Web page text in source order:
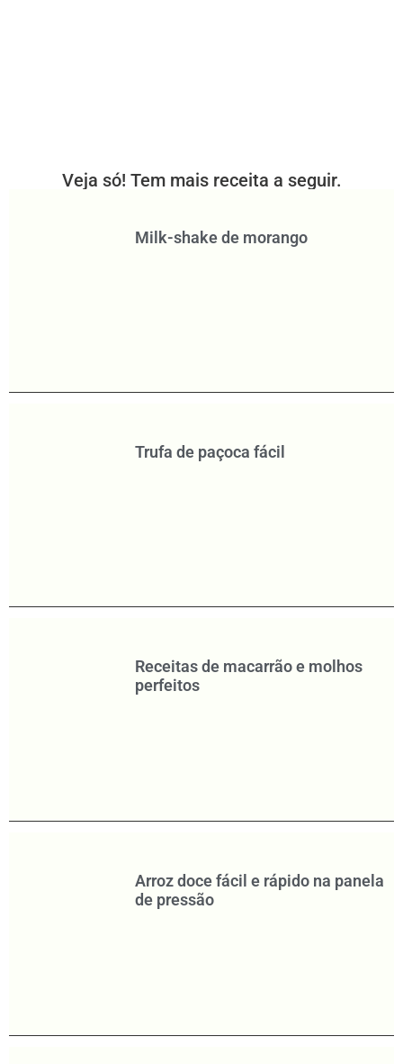
Veja só! Tem mais receita a seguir.
Milk-shake de morango
Trufa de paçoca fácil
Receitas de macarrão e molhos
perfeitos
Arroz doce fácil e rápido na panela
de pressão